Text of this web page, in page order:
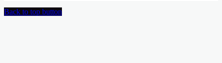
Back to top button